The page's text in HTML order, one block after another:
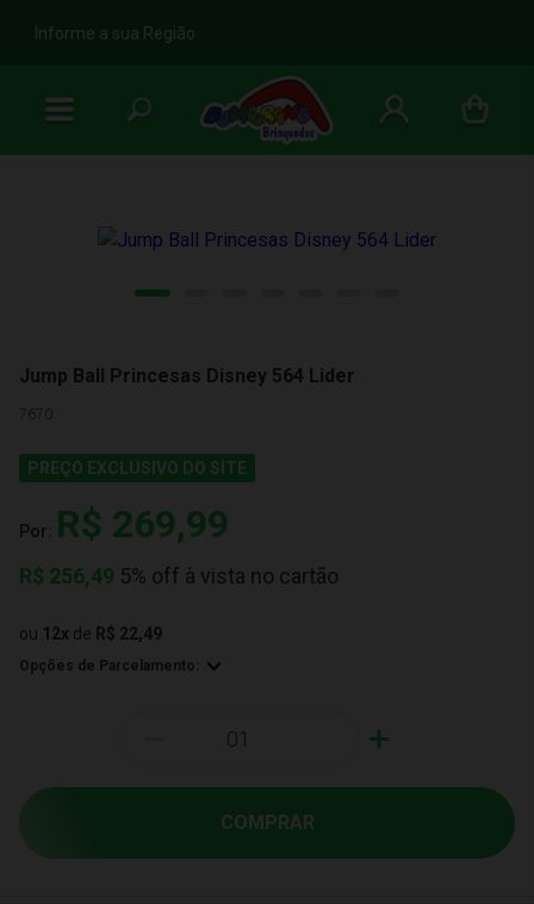
b
Informe a sua Região
Jump Ball Princesas Disney 564 Lider
7670
PREÇO EXCLUSIVO DO SITE
Por: R$ 269,99
R$ 256,49 5% off à vista no cartão
ou 12x de R$ 22,49
Opções de Parcelamento:
+
COMPRAR